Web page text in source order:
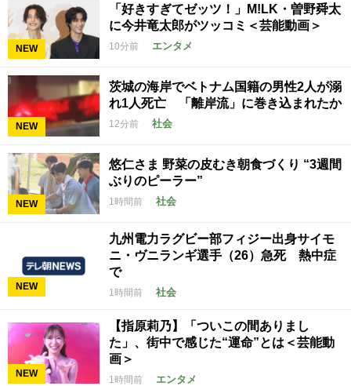
NEW
「好きすぎてゼッツ！」M!LK・曽野舜太
に今井竜太郎がツッコミ＜芸能動画＞
10分前 エンタメ
NEW
茨城の海岸でベトナム国籍の男性2人が溺
れ1人死亡 「離岸流」に巻き込まれたか
12分前 社会
NEW
悠仁さま 野菜の皮むき朝食づくり “3週間
ぶりのピーラー”
1時間前 社会
NEW
九州電力ラグビー部フィジー出身サイモ
ニ・ヴニランギ選手（26）急死 熱中症
で
1時間前 社会
NEW
【指原莉乃】「ついこの間ありまし
た」、街中で感じた“運命”とは＜芸能動
画＞
1時間前 エンタメ